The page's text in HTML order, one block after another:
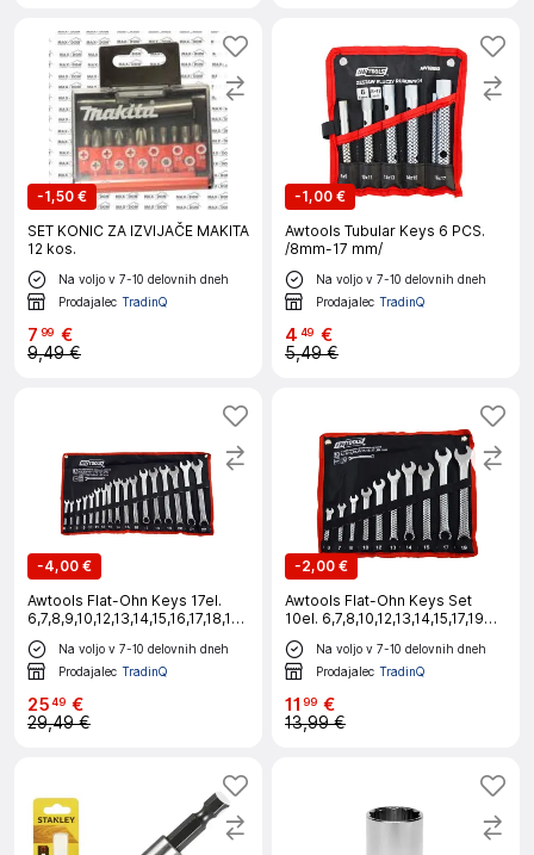
-1,50 €
SET KONIC ZA IZVIJAČE MAKITA
12 kos.
Na voljo v 7-10 delovnih dneh
Prodajalec TradinQ
7 99 €
9,49 €
-1,00 €
Awtools Tubular Keys 6 PCS.
/8mm-17 mm/
Na voljo v 7-10 delovnih dneh
Prodajalec TradinQ
4 49 €
5,49 €
-4,00 €
Awtools Flat-Ohn Keys 17el.
6,7,8,9,10,12,13,14,15,16,17,18,19,20,21,22
mm
Na voljo v 7-10 delovnih dneh
Prodajalec TradinQ
2549 €
29,49 €
-2,00 €
Awtools Flat-Ohn Keys Set
10el. 6,7,8,10,12,13,14,15,17,19
mm
Na voljo v 7-10 delovnih dneh
Prodajalec TradinQ
11 99 €
13,99 €